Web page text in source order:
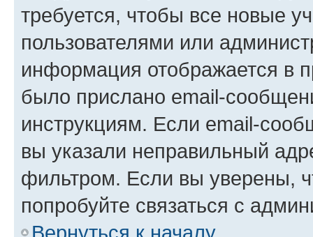
требуется, чтобы все новые
пользователями или
информация отображается в
было прислано email-
инструкциям. Если email-
вы указали неправильный
фильтром. Если вы уверены,
попробуйте связаться с
Вернуться к началу